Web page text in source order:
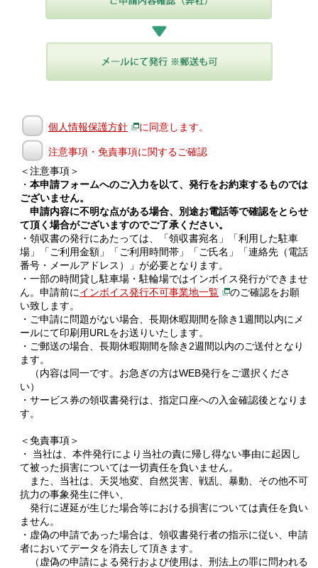
個人情報保護方針 に同意します。
注意事項・免責事項に関するご確認
＜注意事項＞
・ 本申請フォームへのご入力を以て、発行をお約束するものでは
ございません。
申請内容に不明な点がある場合、別途お電話等で確認をとらせ
て頂く場合がございますのでご了承ください。
・領収書の発行にあたっては、「領収書宛名」「利用した駐車
場」「ご利用金額」「ご利用時間帯」「ご氏名」「連絡先（電話
番号・メールアドレス）」が必要となります。
・一部の時間貸し駐車場・駐輪場ではインボイス発行ができませ
ん。申請前にインボイス発行不可事業地一覧
のご確認をお願
い致します。
・ご申請に問題がない場合、長期休暇期間を除き1週間以内にメ
ールにて印刷用URLをお送りいたします。
・ご郵送の場合、長期休暇期間を除き2週間以内のご送付となり
ます。
（内容は同一です。お急ぎの方はWEB発行をご選択くださ
い）
・サービス券の領収書発行は、指定口座への入金確認後となりま
す。
＜免責事項＞
・ 当社は、本件発行により当社の責に帰し得ない事由に起因し
て被った損害については一切責任を負いません。
また、当社は、天災地変、自然災害、戦乱、暴動、その他不可
抗力の事象発生に伴い、
発行に遅延が生じた場合等における損害については責任を負い
ません。
・虚偽の申請であった場合は、領収書発行者の指示に従い、申請
者においてデータを消去して頂きます。
（虚偽の申請による発行および使用は、刑法上の罪に問われる